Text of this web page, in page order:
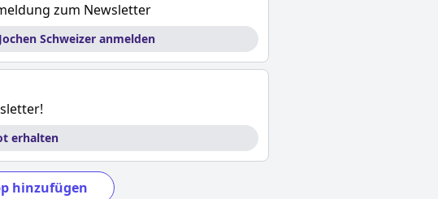
zum Newsletter
Schweizer anmelden
erhalten
hinzufügen